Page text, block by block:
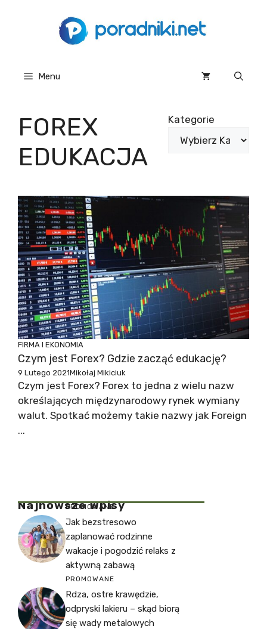
Menu
FOREX
EDUKACJA
Kategorie
FIRMA I EKONOMIA
Czym jest Forex? Gdzie zacząć edukację?
9 Lutego 2021Mikołaj Mikiciuk
Czym jest Forex? Forex to jedna z wielu nazw
określających międzynarodowy rynek wymiany
walut. Spotkać możemy takie nazwy jak Foreign
...
Najnowsze Wpisy
PROMOWANE
Jak bezstresowo
zaplanować rodzinne
wakacje i pogodzić relaks z
aktywną zabawą
PROMOWANE
Rdza, ostre krawędzie,
odpryski lakieru – skąd biorą
się wady metalowych